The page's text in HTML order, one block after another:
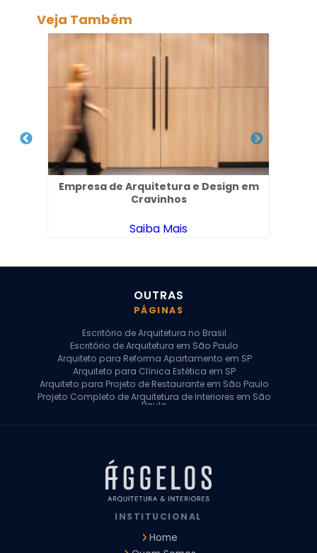
Veja Também
Empresa de Arquitetura e Design em
Cravinhos
Saiba Mais
OUTRAS
PÁGINAS
Escritório de Arquitetura no Brasil
Escritório de Arquitetura em São Paulo
Arquiteto para Reforma Apartamento em SP
Arquiteto para Clínica Estética em SP
Arquiteto para Projeto de Restaurante em São Paulo
Projeto Completo de Arquitetura de Interiores em São
Paulo
Arquiteto para Projeto Comercial em São Paulo
Arquiteto Comercial
Arquiteto para Reforma de Apartamento
Arquiteto para Reforma Residencial
Arquitetura para Reforma de Casas
Design de Interiores Apartamentos
INSTITUCIONAL
Home